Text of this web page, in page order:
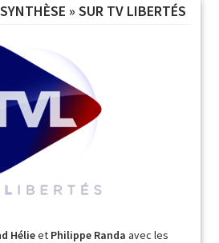
» SUR TV LIBERTÉS
Hélieet Philippe Randa avec les